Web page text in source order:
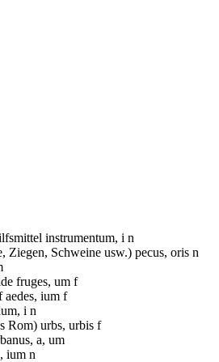
instrumentum, i n
Ziegen, Schweine usw.) pecus, oris n
fruges, um f
aedes, ium f
i n
Rom) urbs, urbis f
a, um
ium n